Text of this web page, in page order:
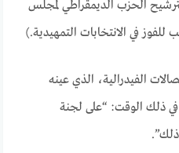
الحزب الديمقراطي لمجلس
في الانتخابات التمهيدية.)
الفيدرالية، الذي عينه
ذلك الوقت: “على لجنة
ذلك”.